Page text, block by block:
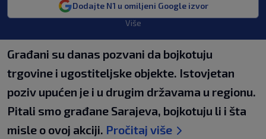
Dodajte N1 u omiljeni Google izvor
Više
Građani su danas pozvani da bojkotuju
trgovine i ugostiteljske objekte. Istovjetan
poziv upućen je i u drugim državama u regionu.
Pitali smo građane Sarajeva, bojkotuju li i šta
misle o ovoj akciji. Pročitaj više